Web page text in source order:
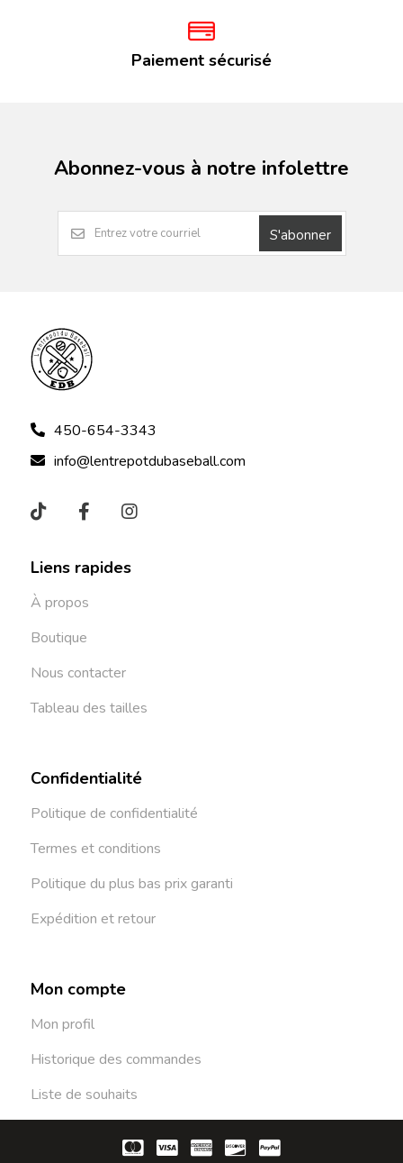
Paiement sécurisé
Abonnez-vous à notre infolettre
S'abonner
450-654-3343
info@lentrepotdubaseball.com
Liens rapides
À propos
Boutique
Nous contacter
Tableau des tailles
Confidentialité
Politique de confidentialité
Termes et conditions
Politique du plus bas prix garanti
Expédition et retour
Mon compte
Mon profil
Historique des commandes
Liste de souhaits